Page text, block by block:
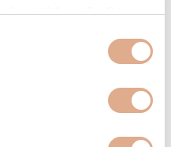
et à leurs finalités.
relative aux
de confidentialité.
également :